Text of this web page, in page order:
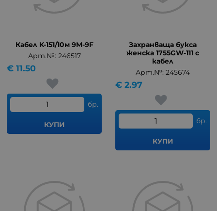
Кабел K-151/10м 9M-9F
Арт.№: 246517
11.50
€
бр.
КУПИ
Захранваща букса
женска 1755GW-111 с
кабел
Арт.№: 245674
2.97
€
бр.
КУПИ